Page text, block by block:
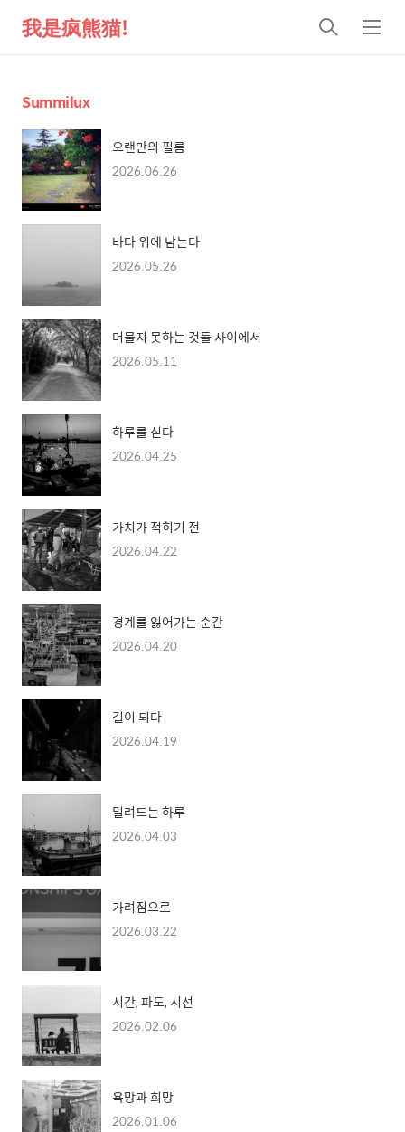
我是疯熊猫!
검
색
메
뉴
Summilux
오랜만의 필름
2026.06.26
바다 위에 남는다
2026.05.26
머물지 못하는 것들 사이에서
2026.05.11
하루를 싣다
2026.04.25
가치가 적히기 전
2026.04.22
경계를 잃어가는 순간
2026.04.20
길이 되다
2026.04.19
밀려드는 하루
2026.04.03
가려짐으로
2026.03.22
시간, 파도, 시선
2026.02.06
욕망과 희망
2026.01.06